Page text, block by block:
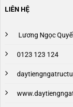
LIÊN HỆ
Lương Ngọc
0123 123 124